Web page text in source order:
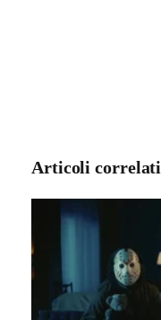
Articoli correlati